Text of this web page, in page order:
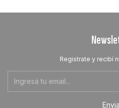
Registrate y recibí